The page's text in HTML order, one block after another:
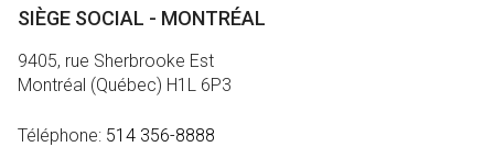
SIÈGE SOCIAL - MONTRÉAL
9405, rue Sherbrooke Est
Montréal (Québec) H1L 6P3
Téléphone: 514 356-8888